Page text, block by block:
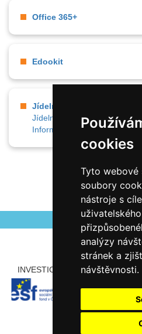
cookies
Tyto webové
soubory
nástroje s
analýzy
stránek a
návštěvnosti.
Office 365+
Edookit
Jídelna
Jídelníček
Online obědy
Informace pro strávníky
INVESTICE ROZVOJE DO